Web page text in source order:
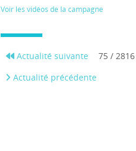
Voir les vidéos de la campagne
Actualité suivante
75 / 2816
Actualité précédente